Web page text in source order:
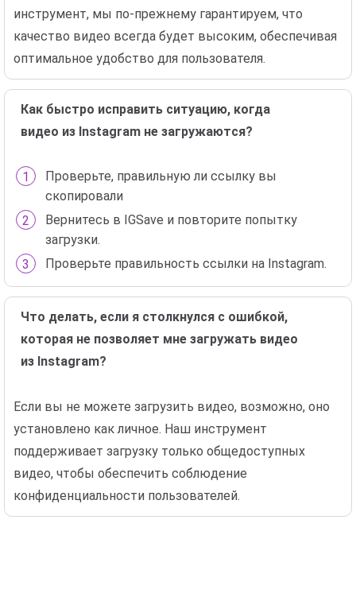
инструмент, мы по-прежнему гарантируем, что
качество видео всегда будет высоким, обеспечивая
оптимальное удобство для пользователя.
Как быстро исправить ситуацию, когда
видео из Instagram не загружаются?
Проверьте, правильную ли ссылку вы
скопировали
Вернитесь в IGSave и повторите попытку
загрузки.
Проверьте правильность ссылки на Instagram.
Что делать, если я столкнулся с ошибкой,
которая не позволяет мне загружать видео
из Instagram?
Если вы не можете загрузить видео, возможно, оно
установлено как личное. Наш инструмент
поддерживает загрузку только общедоступных
видео, чтобы обеспечить соблюдение
конфиденциальности пользователей.